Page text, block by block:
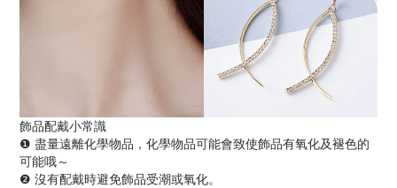
飾品配戴小常識
❶ 盡量遠離化學物品，化學物品可能會致使飾品有氧化及褪色的
可能哦～
❷ 沒有配戴時避免飾品受潮或氧化。